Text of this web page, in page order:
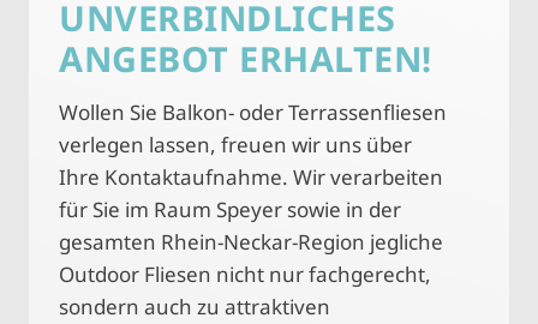
UNVERBINDLICHES
ANGEBOT ERHALTEN!
Wollen Sie Balkon- oder Terrassenfliesen
verlegen lassen, freuen wir uns über
Ihre Kontaktaufnahme. Wir verarbeiten
für Sie im Raum Speyer sowie in der
gesamten Rhein-Neckar-Region jegliche
Outdoor Fliesen nicht nur fachgerecht,
sondern auch zu attraktiven